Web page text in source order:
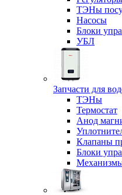
ТЭНы
Насосы
Блоки
УБЛ
Запчасти для
ТЭНы
Термостат
Анод
Клапаны
Блоки